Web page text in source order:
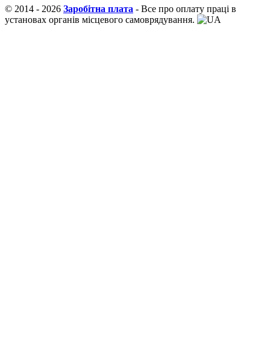
© 2014 - 2026 Заробітна плата - Все про оплату праці в
установах органів місцевого самоврядування.